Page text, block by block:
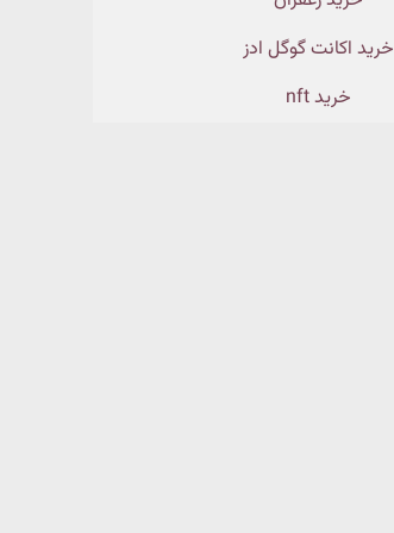
خرید اکانت گوگل ادز
خرید nft